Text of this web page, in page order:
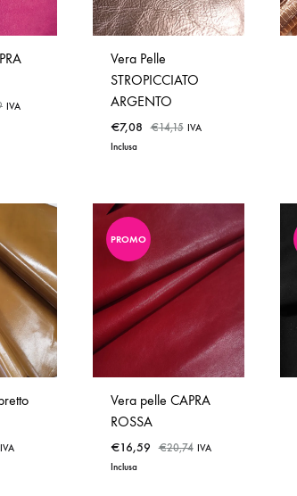
IVA
Vera Pelle
STROPICCIATO
ARGENTO
€7,08 €14,15 IVA
Inclusa
ADD
TO
WISHLIST
IVA
PROMO
Vera pelle CAPRA
ROSSA
€16,59 €20,74 IVA
Inclusa